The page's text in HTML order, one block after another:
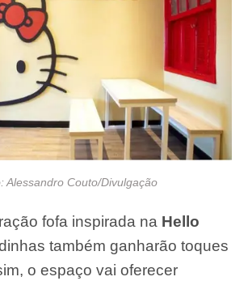
Alessandro Couto/Divulgação
fofa inspirada na Hello
também ganharão toques
o espaço vai oferecer